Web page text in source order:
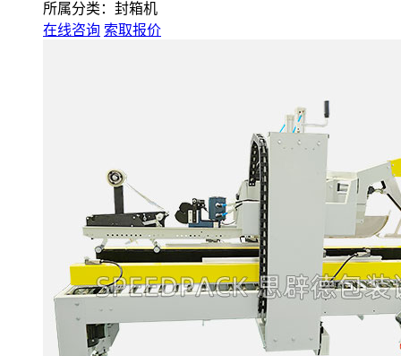
所属分类：封箱机
在线咨询 索取报价